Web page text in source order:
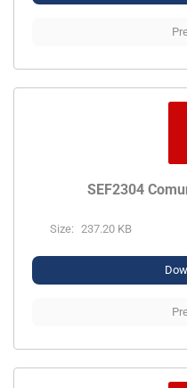
SEF2304
Size: 237.20 KB